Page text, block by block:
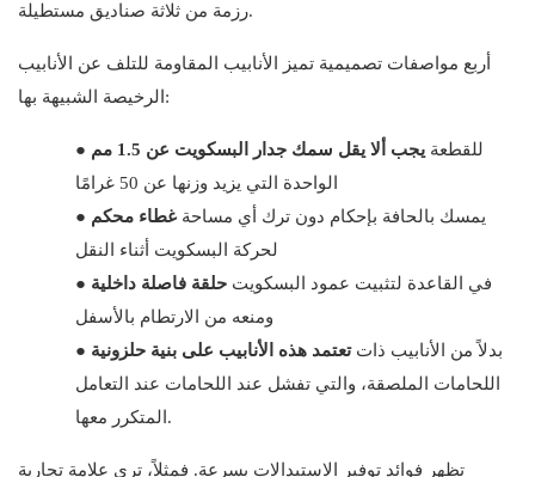
رزمة من ثلاثة صناديق مستطيلة.
أربع مواصفات تصميمية تميز الأنابيب المقاومة للتلف عن الأنابيب
الرخيصة الشبيهة بها:
● يجب ألا يقل سمك جدار البسكويت عن 1.5 مم للقطعة
الواحدة التي يزيد وزنها عن 50 غرامًا
● غطاء محكم يمسك بالحافة بإحكام دون ترك أي مساحة
لحركة البسكويت أثناء النقل
● حلقة فاصلة داخلية في القاعدة لتثبيت عمود البسكويت
ومنعه من الارتطام بالأسفل
● تعتمد هذه الأنابيب على بنية حلزونية بدلاً من الأنابيب ذات
اللحامات الملصقة، والتي تفشل عند اللحامات عند التعامل
المتكرر معها.
تظهر فوائد توفير الاستبدالات بسرعة. فمثلاً، ترى علامة تجارية